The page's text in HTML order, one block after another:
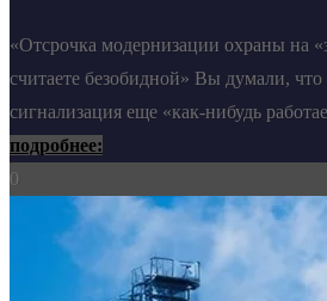
«Отсрочка модернизации охраны на
считаете безобидной» Вы думали, что
сигнализация еще «как-нибудь
подробнее:
0